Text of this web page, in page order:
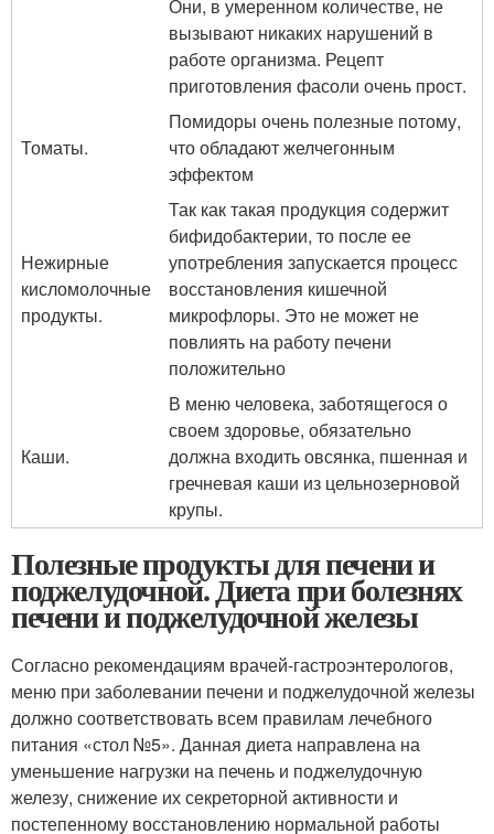
Они, в умеренном количестве, не
вызывают никаких нарушений в
работе организма. Рецепт
приготовления фасоли очень прост.
Томаты.
Помидоры очень полезные потому,
что обладают желчегонным
эффектом
Нежирные
кисломолочные
продукты.
Так как такая продукция содержит
бифидобактерии, то после ее
употребления запускается процесс
восстановления кишечной
микрофлоры. Это не может не
повлиять на работу печени
положительно
Каши.
В меню человека, заботящегося о
своем здоровье, обязательно
должна входить овсянка, пшенная и
гречневая каши из цельнозерновой
крупы.
Полезные продукты для печени и
поджелудочной. Диета при болезнях
печени и поджелудочной железы
Согласно рекомендациям врачей-гастроэнтерологов,
меню при заболевании печени и поджелудочной железы
должно соответствовать всем правилам лечебного
питания «стол №5». Данная диета направлена на
уменьшение нагрузки на печень и поджелудочную
железу, снижение их секреторной активности и
постепенному восстановлению нормальной работы